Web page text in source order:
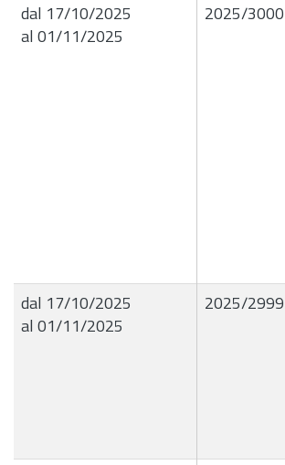
dal 17/10/2025
al 01/11/2025
2025/3000
dal 17/10/2025
al 01/11/2025
2025/2999